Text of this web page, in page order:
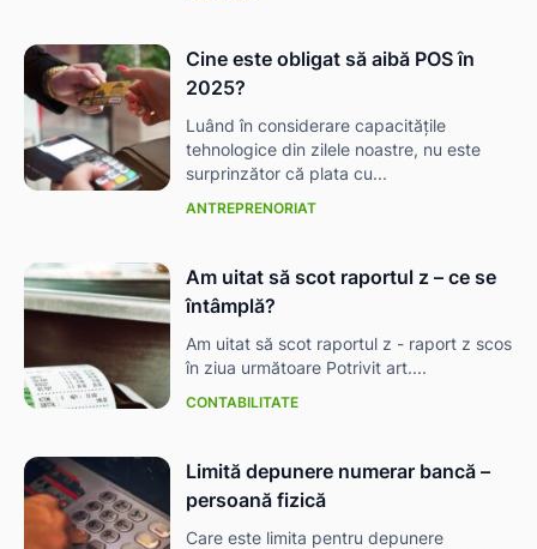
Cine este obligat să aibă POS în
2025?
Luând în considerare capacitățile
tehnologice din zilele noastre, nu este
surprinzător că plata cu...
ANTREPRENORIAT
Am uitat să scot raportul z – ce se
întâmplă?
Am uitat să scot raportul z - raport z scos
în ziua următoare Potrivit art....
CONTABILITATE
Limită depunere numerar bancă –
persoană fizică
Care este limita pentru depunere